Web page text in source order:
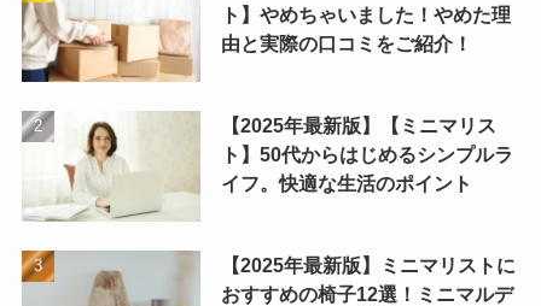
ト】やめちゃいました！やめた理
由と実際の口コミをご紹介！
【2025年最新版】【ミニマリス
ト】50代からはじめるシンプルラ
イフ。快適な生活のポイント
【2025年最新版】ミニマリストに
おすすめの椅子12選！ミニマルデ